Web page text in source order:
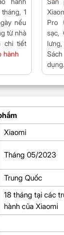
1
nếu
từ nhà
chi tiết
hành
Pro
sạc,
dụng.
Xiaomi
Tháng 05/2023
Trung Quốc
18 tháng tại các
hành của Xiaomi